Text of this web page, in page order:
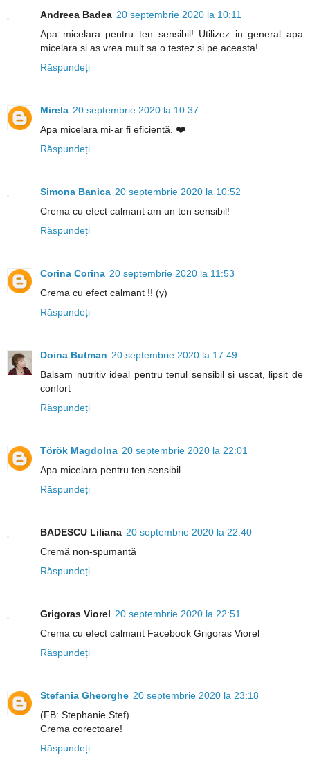
Andreea Badea 20 septembrie 2020 la 10:11
Apa micelara pentru ten sensibil! Utilizez in general apa
micelara si as vrea mult sa o testez si pe aceasta!
Răspundeți
Mirela 20 septembrie 2020 la 10:37
Apa micelara mi-ar fi eficientă. ❤️
Răspundeți
Simona Banica 20 septembrie 2020 la 10:52
Crema cu efect calmant am un ten sensibil!
Răspundeți
Corina Corina 20 septembrie 2020 la 11:53
Crema cu efect calmant !! (y)
Răspundeți
Doina Butman 20 septembrie 2020 la 17:49
Balsam nutritiv ideal pentru tenul sensibil și uscat, lipsit de
confort
Răspundeți
Török Magdolna 20 septembrie 2020 la 22:01
Apa micelara pentru ten sensibil
Răspundeți
BADESCU Liliana 20 septembrie 2020 la 22:40
Cremă non-spumantă
Răspundeți
Grigoras Viorel 20 septembrie 2020 la 22:51
Crema cu efect calmant Facebook Grigoras Viorel
Răspundeți
Stefania Gheorghe 20 septembrie 2020 la 23:18
(FB: Stephanie Stef)
Crema corectoare!
Răspundeți